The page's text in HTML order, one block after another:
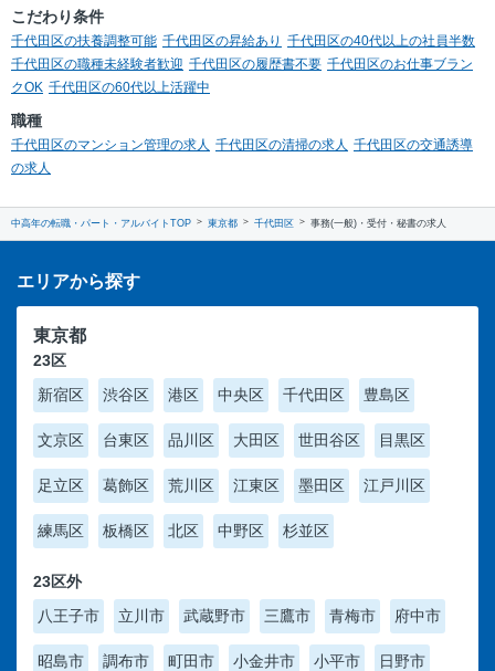
こだわり条件
千代田区の扶養調整可能 千代田区の昇給あり 千代田区の40代以上の社員半数
千代田区の職種未経験者歓迎 千代田区の履歴書不要 千代田区のお仕事ブラン
クOK 千代田区の60代以上活躍中
職種
千代田区のマンション管理の求人 千代田区の清掃の求人 千代田区の交通誘導
の求人
中高年の転職・パート・アルバイトTOP 東京都 千代田区 事務(一般)・受付・秘書の求人
エリアから探す
東京都
23区
新宿区
渋谷区 港区 中央区 千代田区 豊島区
文京区 台東区 品川区 大田区 世田谷区 目黒区
足立区 葛飾区 荒川区 江東区 墨田区 江戸川区
練馬区 板橋区 北区 中野区 杉並区
23区外
八王子市
立川市 武蔵野市 三鷹市 青梅市 府中市
昭島市 調布市 町田市 小金井市 小平市 日野市